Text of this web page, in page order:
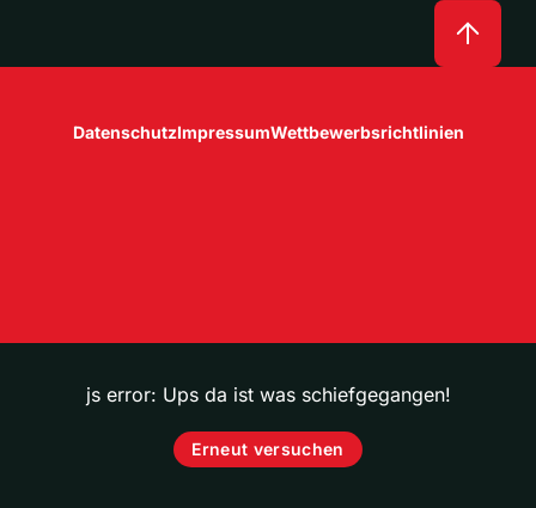
DatenschutzImpressumWettbewerbsrichtlinien
js error: Ups da ist was schiefgegangen!
Erneut versuchen